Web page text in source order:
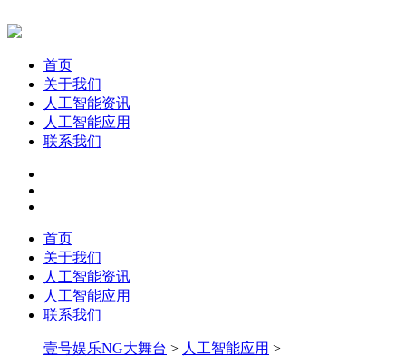
首页
关于我们
人工智能资讯
人工智能应用
联系我们
首页
关于我们
人工智能资讯
人工智能应用
联系我们
壹号娱乐NG大舞台 > 人工智能应用 >